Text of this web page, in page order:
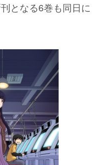
となる6巻も同日に